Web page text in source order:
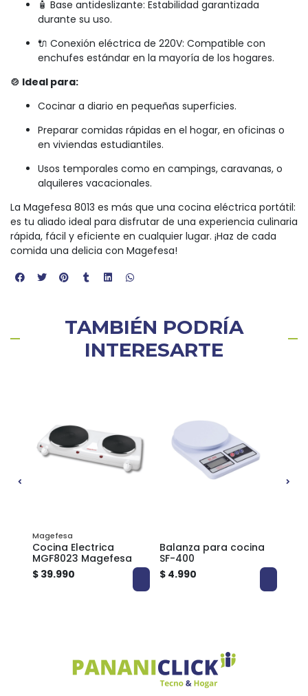
🧴 Base antideslizante: Estabilidad garantizada
durante su uso.
🔌 Conexión eléctrica de 220V: Compatible con
enchufes estándar en la mayoría de los hogares.
🍲 Ideal para:
Cocinar a diario en pequeñas superficies.
Preparar comidas rápidas en el hogar, en oficinas o
en viviendas estudiantiles.
Usos temporales como en campings, caravanas, o
alquileres vacacionales.
La Magefesa 8013 es más que una cocina eléctrica portátil:
es tu aliado ideal para disfrutar de una experiencia culinaria
rápida, fácil y eficiente en cualquier lugar. ¡Haz de cada
comida una delicia con Magefesa!
TAMBIÉN PODRÍA
INTERESARTE
Magefesa
Cocina Electrica
MGF8023 Magefesa
$ 39.990
Balanza para cocina
SF-400
$ 4.990